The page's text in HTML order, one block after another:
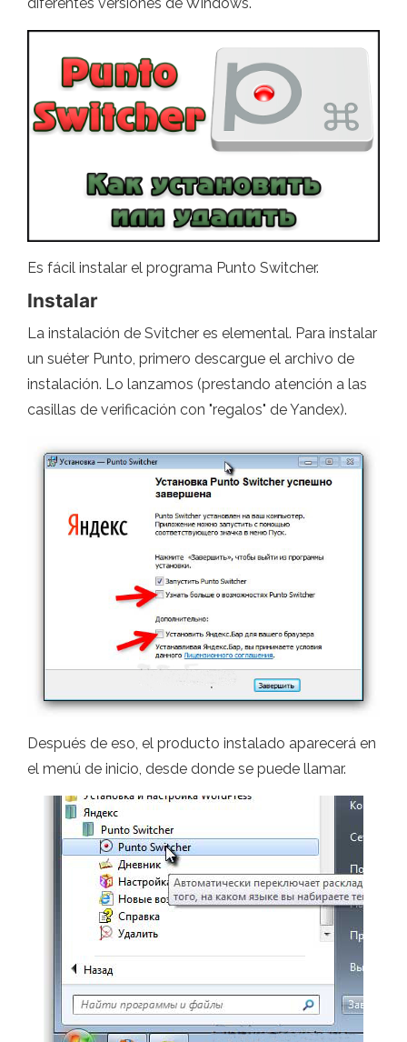
Es fácil instalar el programa Punto Switcher.
Instalar
La instalación de Svitcher es elemental. Para instalar
un suéter Punto, primero descargue el archivo de
instalación. Lo lanzamos (prestando atención a las
casillas de verificación con "regalos" de Yandex).
Después de eso, el producto instalado aparecerá en
el menú de inicio, desde donde se puede llamar.